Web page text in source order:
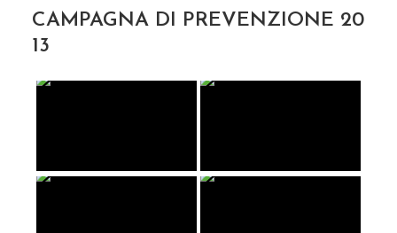
CAMPAGNA DI PREVENZIONE 20
13